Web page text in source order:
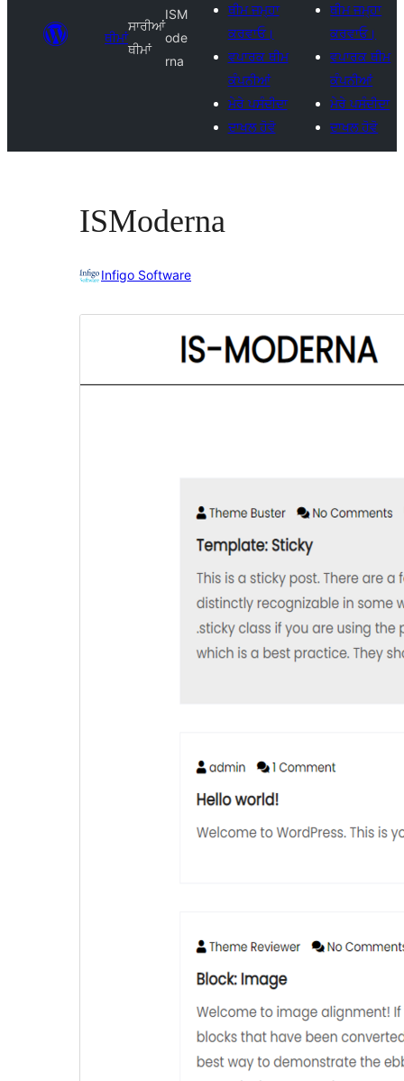
ਥੀਮਾਂ
ਸਾਰੀਆਂ
ਥੀਮਾਂ
ISM
ode
rna
ਥੀਮ ਜਮ੍ਹਾ
ਕਰਵਾਓ।
ਵਪਾਰਕ ਥੀਮ
ਕੰਪਨੀਆਂ
ਮੇਰੇ ਪਸੰਦੀਦਾ
ਦਾਖਲ ਹੋਵੋ
ਥੀਮ ਜਮ੍ਹਾ
ਕਰਵਾਓ।
ਵਪਾਰਕ ਥੀਮ
ਕੰਪਨੀਆਂ
ਮੇਰੇ ਪਸੰਦੀਦਾ
ਦਾਖਲ ਹੋਵੋ
ISModerna
Infigo Software